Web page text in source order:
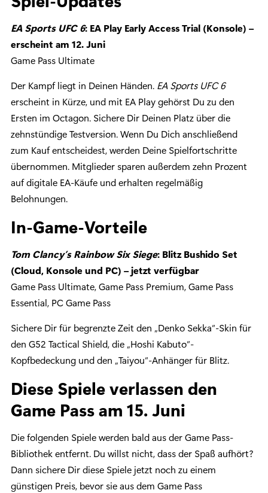
EA Sports UFC 6: EA Play Early Access Trial (Konsole) –
erscheint am 12. Juni
Game Pass Ultimate
Der Kampf liegt in Deinen Händen. EA Sports UFC 6
erscheint in Kürze, und mit EA Play gehörst Du zu den
Ersten im Octagon. Sichere Dir Deinen Platz über die
zehnstündige Testversion. Wenn Du Dich anschließend
zum Kauf entscheidest, werden Deine Spielfortschritte
übernommen. Mitglieder sparen außerdem zehn Prozent
auf digitale EA-Käufe und erhalten regelmäßig
Belohnungen.
In-Game-Vorteile
Tom Clancy’s Rainbow Six Siege: Blitz Bushido Set
(Cloud, Konsole und PC) – jetzt verfügbar
Game Pass Ultimate, Game Pass Premium, Game Pass
Essential, PC Game Pass
Sichere Dir für begrenzte Zeit den „Denko Sekka“-Skin für
den G52 Tactical Shield, die „Hoshi Kabuto“-
Kopfbedeckung und den „Taiyou“-Anhänger für Blitz.
Diese Spiele verlassen den
Game Pass am 15. Juni
Die folgenden Spiele werden bald aus der Game Pass-
Bibliothek entfernt. Du willst nicht, dass der Spaß aufhört?
Dann sichere Dir diese Spiele jetzt noch zu einem
günstigen Preis, bevor sie aus dem Game Pass